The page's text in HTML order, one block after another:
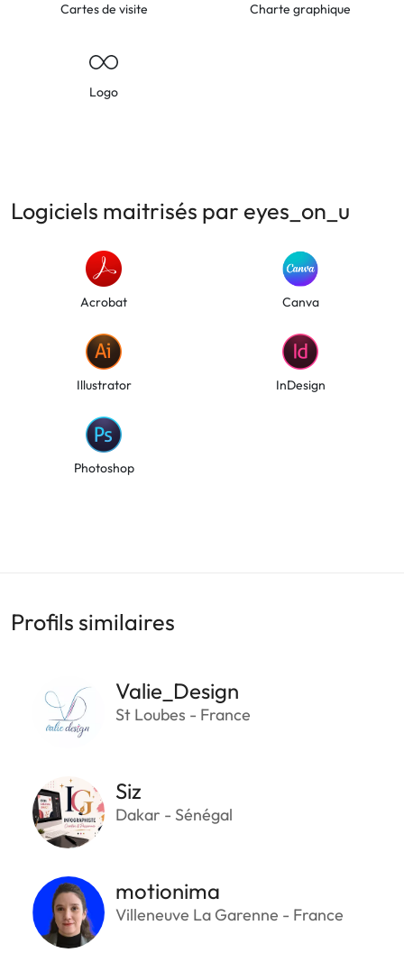
Cartes de visite Charte graphique
Logo
Logiciels maitrisés par eyes_on_u
Acrobat Canva
Illustrator InDesign
Photoshop
Profils similaires
Valie_Design
St Loubes - France
Siz
Dakar - Sénégal
motionima
Villeneuve La Garenne - France